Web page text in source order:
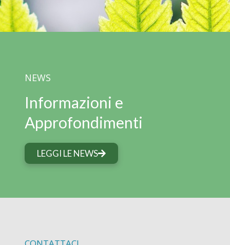
NEWS
Informazioni e
Approfondimenti
LEGGI LE NEWS